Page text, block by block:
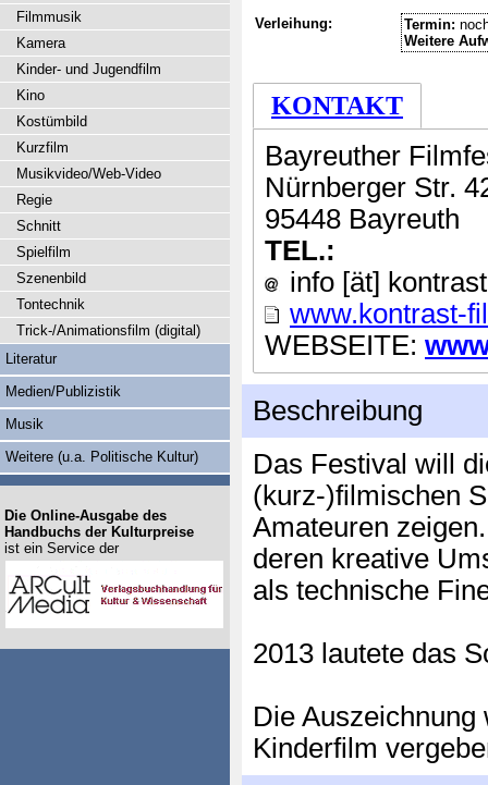
Verleihung: Termin:
Weitere
KONTAKT
Bayreuther
Nürnberger Str.
95448 Bayreuth
TEL.:
info [ät]
www.kontrast-
WEBSEITE:
Beschreibung
Das Festival will
(kurz-)filmischen
Amateuren
deren kreative
als technische
2013 lautete das
Die
Kinderfilm
Filmmusik
Kamera
Kinder- und Jugendfilm
Kino
Kostümbild
Kurzfilm
Musikvideo/Web-Video
Regie
Schnitt
Spielfilm
Szenenbild
Tontechnik
Trick-/Animationsfilm (digital)
Literatur
Medien/Publizistik
Musik
Weitere (u.a. Politische Kultur)
Die Online-Ausgabe des
Handbuchs der Kulturpreise
ist ein Service der